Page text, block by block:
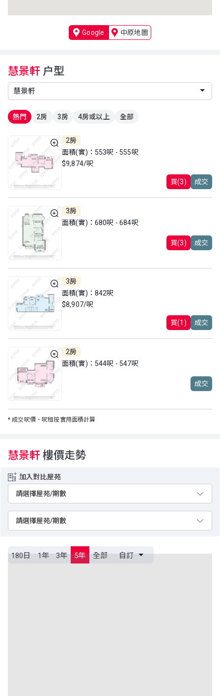
Google 中原地圖
慧景軒 户型
熱門 2房 3房 4房或以上 全部
2房
面積(實)：553呎 - 555呎
$9,874/呎
買(3) 成交
3房
面積(實)：680呎 - 684呎
買(3) 成交
3房
面積(實)：842呎
$8,907/呎
買(1) 成交
2房
面積(實)：544呎 - 547呎
成交
* 成交呎價、呎租按實用面積計算
慧景軒 樓價走勢
加入對比屋苑
180日 1年 3年 5年 全部 自訂